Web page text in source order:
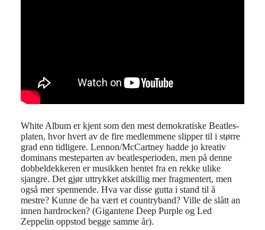
White Album er kjent som den mest demokratiske Beatles-
platen, hvor hvert av de fire medlemmene slipper til i større
grad enn tidligere. Lennon/McCartney hadde jo kreativ
dominans mesteparten av beatlesperioden, men på denne
dobbeldekkeren er musikken hentet fra en rekke ulike
sjangre. Det gjør uttrykket atskillig mer fragmentert, men
også mer spennende. Hva var disse gutta i stand til å
mestre? Kunne de ha vært et countryband? Ville de slått an
innen hardrocken? (Gigantene Deep Purple og Led
Zeppelin oppstod begge samme år).